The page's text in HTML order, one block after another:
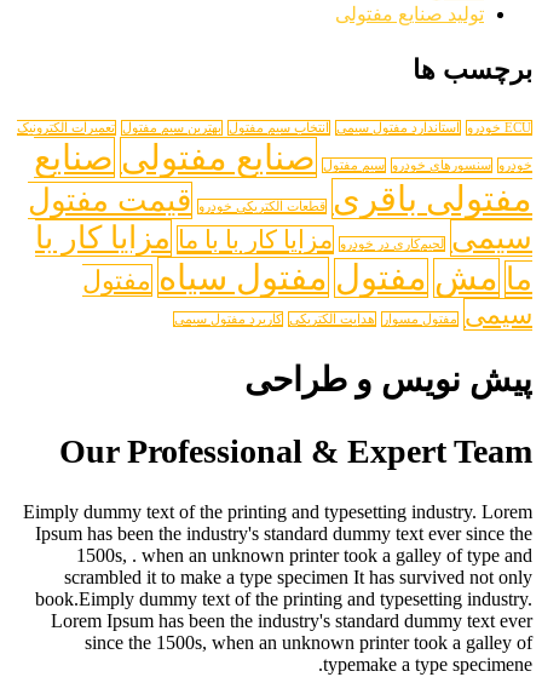
صنایع مفتولی
ها
استاندارد مفتول سیمی انتخاب سیم مفتول بهترین سیم مفتول تعمیرات الکترونیک
خودرو سیم مفتول صنایع مفتولیصنایع
باقری قطعات الکتریکی خودرو
قیمت مفتول
لحیم‌کاری در خودرو مزایا کار با با ما مزایا کار با
مفتولمفتول سیاه مفتول
مفتول مسوار هدایت الکتریکی کاریرد مفتول سیمی
نویس و طراحی
Our Professional & Expert
Eimply dummy text of the printing and typesetting
Ipsum has been the industry's standard dummy text ever
1500s, . when an unknown printer took a galley of
scrambled it to make a type specimen It has survived
book.Eimply dummy text of the printing and typesetting
Lorem Ipsum has been the industry's standard dummy
since the 1500s, when an unknown printer took a
typemake a type